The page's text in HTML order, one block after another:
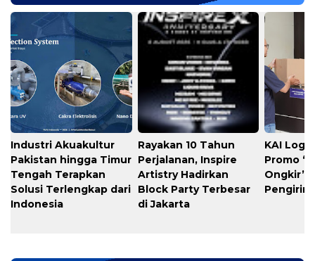
Industri Akuakultur
Pakistan hingga Timur
Tengah Terapkan
Solusi Terlengkap dari
Indonesia
Rayakan 10 Tahun
Perjalanan, Inspire
Artistry Hadirkan
Block Party Terbesar
di Jakarta
KAI
Promo
Ongkir”